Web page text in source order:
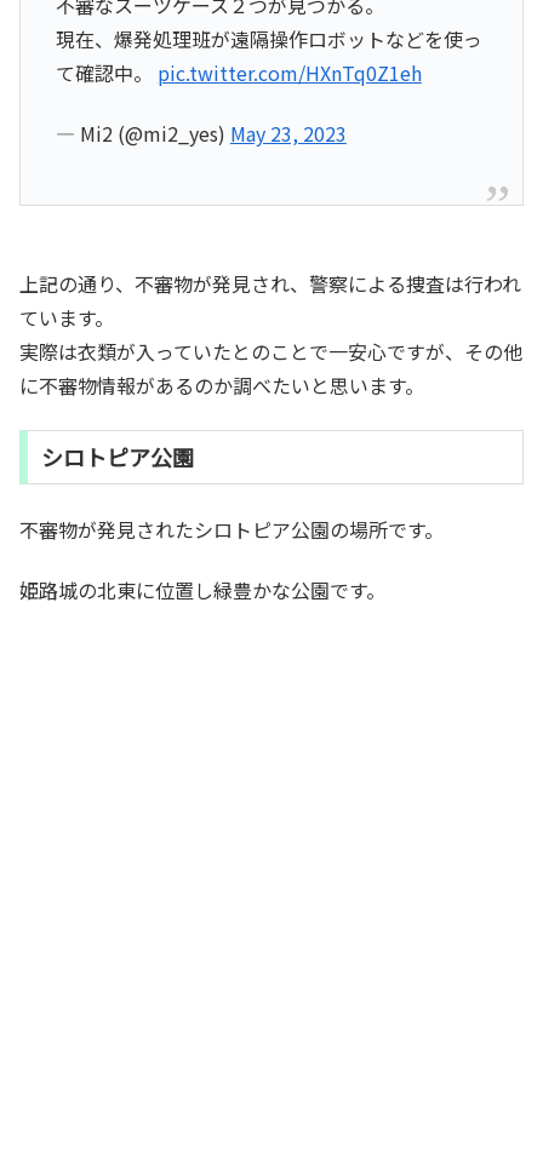
現在、爆発処理班が遠隔操作ロボットなどを使っ
て確認中。 pic.twitter.com/HXnTq0Z1eh
— Mi2 (@mi2_yes) May 23, 2023
上記の通り、不審物が発見され、警察による捜査は行われ
ています。
実際は衣類が入っていたとのことで一安心ですが、その他
に不審物情報があるのか調べたいと思います。
シロトピア公園
不審物が発見されたシロトピア公園の場所です。
姫路城の北東に位置し緑豊かな公園です。